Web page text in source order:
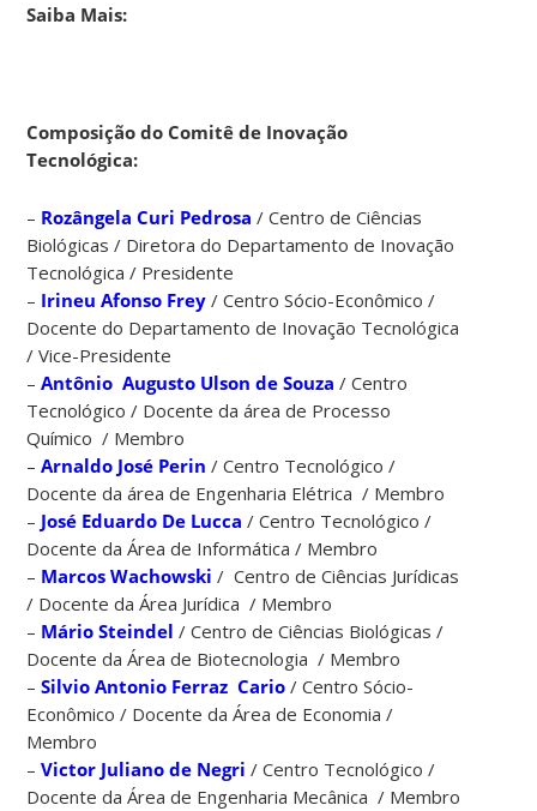
Peres
de
Pesquisa
Extensão
da
UFSC.
O
novo
comitê
vai
trabalhar
a
partir
das
atribuições
do
Departamento
de
Inovação
Tecnológica,
setor
que
auxilia
a
Saiba Mais:
Composição do Comitê de Inovação
Tecnológica:
– Rozângela Curi Pedrosa / Centro de Ciências
Biológicas / Diretora do Departamento de Inovação
Tecnológica / Presidente
– Irineu Afonso Frey / Centro Sócio-Econômico /
Docente do Departamento de Inovação Tecnológica
/ Vice-Presidente
–Antônio Augusto Ulson de Souza / Centro
Tecnológico / Docente da área de Processo
Químico / Membro
–Arnaldo José Perin/ Centro Tecnológico /
Docente da área de Engenharia Elétrica / Membro
– José Eduardo De Lucca / Centro Tecnológico /
Docente da Área de Informática / Membro
– Marcos Wachowski/ Centro de Ciências Jurídicas
/ Docente da Área Jurídica / Membro
– Mário Steindel/ Centro de Ciências Biológicas /
Docente da Área de Biotecnologia / Membro
–Silvio Antonio Ferraz Cario/ Centro Sócio-
Econômico / Docente da Área de Economia /
Membro
–Victor Juliano de Negri/ Centro Tecnológico /
Docente da Área de Engenharia Mecânica / Membro